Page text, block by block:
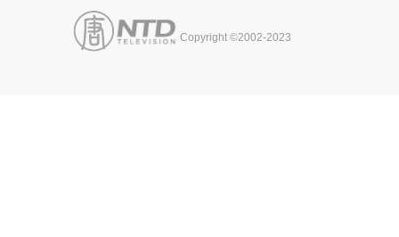
Copyright ©2002-2023